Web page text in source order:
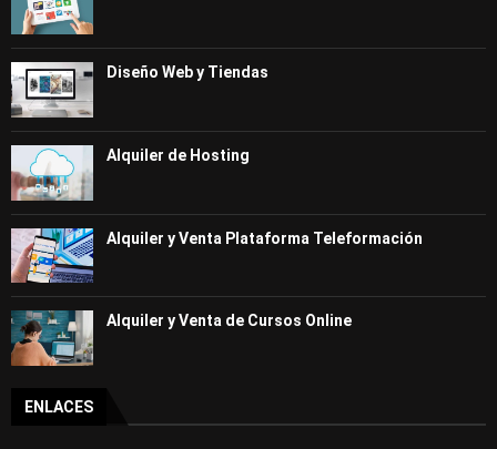
Diseño Web y Tiendas
Alquiler de Hosting
Alquiler y Venta Plataforma Teleformación
Alquiler y Venta de Cursos Online
ENLACES